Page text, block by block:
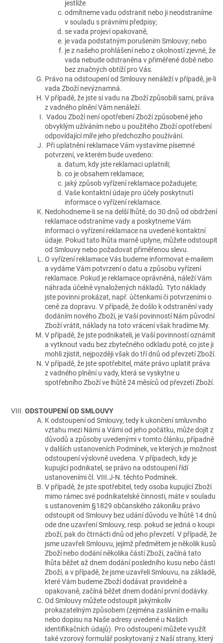
jestliže
odmítneme vadu odstranit nebo ji neodstraníme
v souladu s právními předpisy;
se vada projeví opakovaně,
je vada podstatným porušením Smlouvy; nebo
je z našeho prohlášení nebo z okolností zjevné, že
vada nebude odstraněna v přiměřené době nebo
bez značných obtíží pro Vás.
Právo na odstoupení od Smlouvy nenáleží v případě, je-li
vada Zboží nevýznamná.
V případě, že jste si vadu na Zboží způsobili sami, práva
z vadného plnění Vám nenáleží.
Vadou Zboží není opotřebení Zboží způsobené jeho
obvyklým užíváním nebo u použitého Zboží opotřebení
odpovídající míře jeho předchozího používání.
Při uplatnění reklamace Vám vystavíme písemné
potvrzení, ve kterém bude uvedeno:
datum, kdy jste reklamaci uplatnili;
co je obsahem reklamace;
jaký způsob vyřízení reklamace požadujete;
Vaše kontaktní údaje pro účely poskytnutí
informace o vyřízení reklamace.
Nedohodneme-li se na delší lhůtě, do 30 dnů od obdržení
reklamace odstraníme vady a poskytneme Vám
informaci o vyřízení reklamace na uvedené kontaktní
údaje. Pokud tato lhůta marně uplyne, můžete odstoupit
od Smlouvy nebo požadovat přiměřenou slevu.
O vyřízení reklamace Vás budeme informovat e-mailem
a vydáme Vám potvrzení o datu a způsobu vyřízení
reklamace. Pokud je reklamace oprávněná, náleží Vám
náhrada účelně vynaložených nákladů. Tyto náklady
jste povinni prokázat, např. účtenkami či potvrzeními o
ceně za dopravu. V případě, že došlo k odstranění vady
dodáním nového Zboží, je Vaší povinností Nám původní
Zboží vrátit, náklady na toto vrácení však hradíme My.
V případě, že jste podnikateli, je Vaší povinností oznámit
a vytknout vadu bez zbytečného odkladu poté, co jste ji
mohli zjistit, nejpozději však do tří dnů od převzetí Zboží.
V případě, že jste spotřebitel, máte právo uplatit práva
z vadného plnění u vady, která se vyskytne u
spotřebního Zboží ve lhůtě 24 měsíců od převzetí Zboží.
ODSTOUPENÍ OD SMLOUVY
K odstoupení od Smlouvy, tedy k ukončení smluvního
vztahu mezi Námi a Vámi od jeho počátku, může dojít z
důvodů a způsoby uvedenými v tomto článku, případně
v dalších ustanoveních Podmínek, ve kterých je možnost
odstoupení výslovně uvedena. V případech, kdy je
kupující podnikatel, se právo na odstoupení řídí
ustanoveními čl. VIII.J-N. těchto Podmínek.
V případě, že jste spotřebitel, tedy osoba kupující Zboží
mimo rámec své podnikatelské činnosti, máte v souladu
s ustanovením §1829 občanského zákoníku právo
odstoupit od Smlouvy bez udání důvodu ve lhůtě 14 dnů
ode dne uzavření Smlouvy, resp. pokud se jedná o koupi
zboží, pak do čtrnácti dnů od jeho převzetí. V případě, že
jsme uzavřeli Smlouvu, jejímž předmětem je několik kusů
Zboží nebo dodání několika částí Zboží, začíná tato
lhůta běžet až dnem dodání posledního kusu nebo části
Zboží, a v případě, že jsme uzavřeli Smlouvu, na základě,
které Vám budeme Zboží dodávat pravidelně a
opakovaně, začíná běžet dnem dodání první dodávky.
Od Smlouvy můžete odstoupit jakýmkoliv
prokazatelným způsobem (zejména zasláním e-mailu
nebo dopisu na Naše adresy uvedené u Našich
identifikačních údajů). Pro odstoupení můžete využít
také vzorový formulář poskytovaný z Naší strany, který